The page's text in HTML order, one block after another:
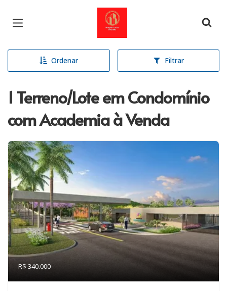
Página inicial
Ordenar Filtrar
1 Terreno/Lote em Condomínio
com Academia à Venda
R$ 340.000